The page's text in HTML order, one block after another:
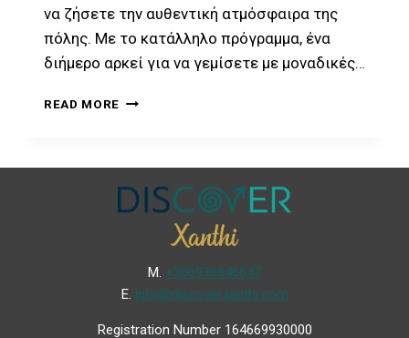
να ζήσετε την αυθεντική ατμόσφαιρα της
πόλης. Με το κατάλληλο πρόγραμμα, ένα
διήμερο αρκεί για να γεμίσετε με μοναδικές…
READ MORE
Μ. +306936846647
Ε. info@discoverxanthi.com
Registration Number 164669930000